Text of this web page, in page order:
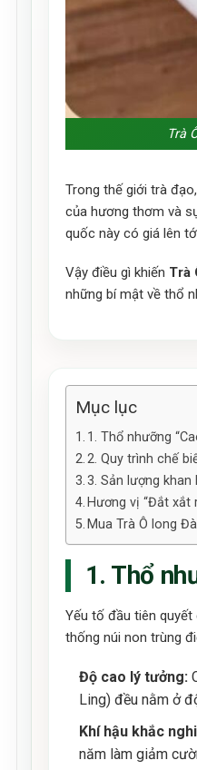
Trà
Trong thế giới trà
của hương thơm và
quốc này có giá lên
Vậy điều gì khiến Trà
những bí mật về thổ
Mục lục
1. Thổ nhưỡng
2. Quy trình chế
3. Sản lượng
Hương vị “Đắt xắt
Mua Trà Ô long
1. Thổ
Yếu tố đầu tiên
thống núi non trùng
Độ cao lý tưởng:
Ling) đều nằm ở
Khí hậu khắc
năm làm giảm